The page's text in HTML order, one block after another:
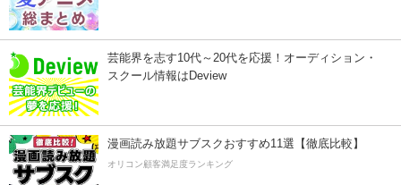
芸能界を志す10代～20代を応援！オーディション・
スクール情報はDeview
漫画読み放題サブスクおすすめ11選【徹底比較】
オリコン顧客満足度ランキング